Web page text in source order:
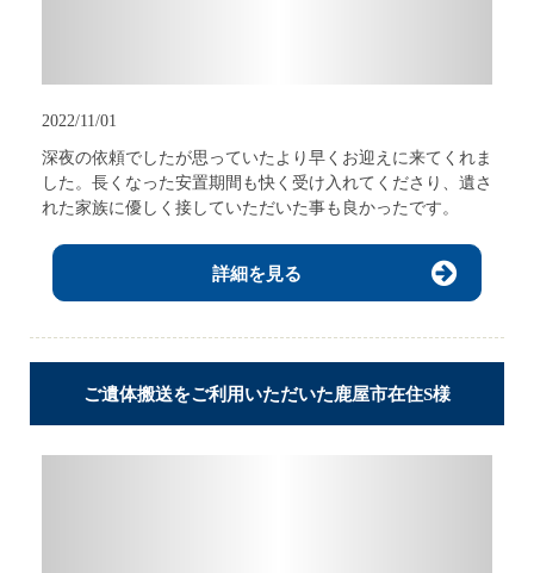
2022/11/01
深夜の依頼でしたが思っていたより早くお迎えに来てくれま
した。長くなった安置期間も快く受け入れてくださり、遺さ
れた家族に優しく接していただいた事も良かったです。
詳細を見る
ご遺体搬送をご利用いただいた鹿屋市在住S様